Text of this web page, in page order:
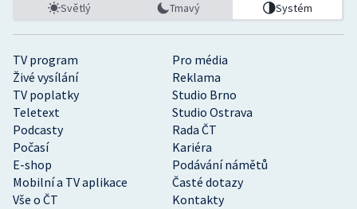
TV program
Pro média
Živé vysílání
Reklama
TV poplatky
Studio Brno
Teletext
Studio Ostrava
Podcasty
Rada ČT
Počasí
Kariéra
E-shop
Podávání námětů
Mobilní a TV aplikace
Časté dotazy
Vše o ČT
Kontakty
Světlý Tmavý Systém